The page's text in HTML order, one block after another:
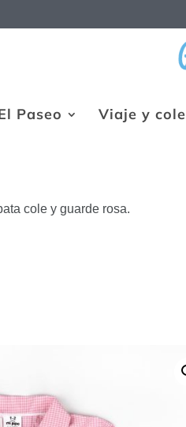
Paseo Viaje y cole
cole y guarde rosa.